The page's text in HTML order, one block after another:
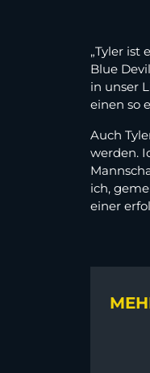
„Tyler ist
Blue
in unser
einen so
Auch
werden.
ich,
einer